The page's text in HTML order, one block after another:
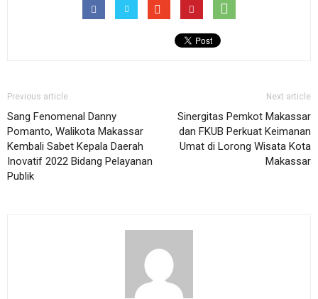
Previous article
Sang Fenomenal Danny
Pomanto, Walikota Makassar
Kembali Sabet Kepala Daerah
Inovatif 2022 Bidang Pelayanan
Publik
Next article
Sinergitas Pemkot Makassar
dan FKUB Perkuat Keimanan
Umat di Lorong Wisata Kota
Makassar